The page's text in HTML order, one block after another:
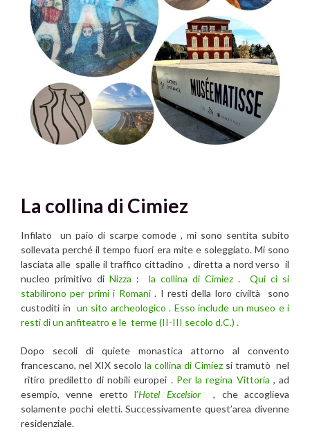
La collina di Cimiez
Infilato un paio di scarpe comode , mi sono sentita subito
sollevata perché il tempo fuori era mite e soleggiato. Mi sono
lasciata alle spalle il traffico cittadino , diretta a nord verso il
nucleo primitivo di Nizza : la collina di Cimiez .
Qui ci si
stabilirono per primi i Romani. I resti della loro civiltà sono
custoditi in un sito archeologico . Esso include un museo e i
resti di un anfiteatro e le terme (II-III secolo d.C.) .
Dopo secoli di quiete monastica attorno al convento
francescano, nel XIX secolo la collina di Cimiez si tramutò nel
ritiro prediletto di nobili europei . Per la regina Vittoria , ad
esempio, venne erettol’Hotel Excelsior, che accoglieva
solamente pochi eletti. Successivamente quest’area divenne
residenziale.